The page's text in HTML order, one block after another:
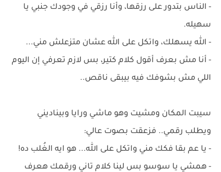
- الناس بتدور على رزقها، وأنا رزقي في وجودك جنبي يا
سهيله.
- الله يسهلك، واتكل على الله عشان متزعلش مني...
- أنا مش بعرف أقول كلام كتير، بس لازم تعرفي إن اليوم
اللي مش بشوفك فيه بيبقى ناقص..
سيبت المكان ومشيت وهو ماشي ورايا وبيناديني
ويطلب رقمي.. فزعقت بصوت عالي:
- يا عم بقا فكك مني واتكل على الله... هو ايه الغُلب ده!
- همشي يا سوسو بس لينا كلام تاني ورقمك هعرف